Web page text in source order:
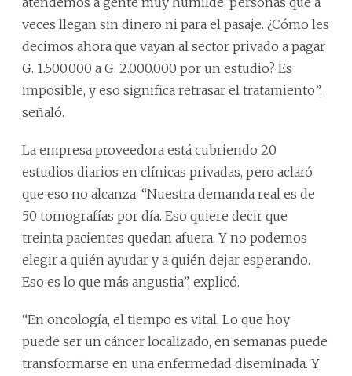
veces llegan sin dinero ni para el pasaje. ¿Cómo les
decimos ahora que vayan al sector privado a pagar
G. 1.500.000 a G. 2.000.000 por un estudio? Es
imposible, y eso significa retrasar el tratamiento”,
señaló.
La empresa proveedora está cubriendo 20
estudios diarios en clínicas privadas, pero aclaró
que eso no alcanza. “Nuestra demanda real es de
50 tomografías por día. Eso quiere decir que
treinta pacientes quedan afuera. Y no podemos
elegir a quién ayudar y a quién dejar esperando.
Eso es lo que más angustia”, explicó.
“En oncología, el tiempo es vital. Lo que hoy
puede ser un cáncer localizado, en semanas puede
transformarse en una enfermedad diseminada. Y